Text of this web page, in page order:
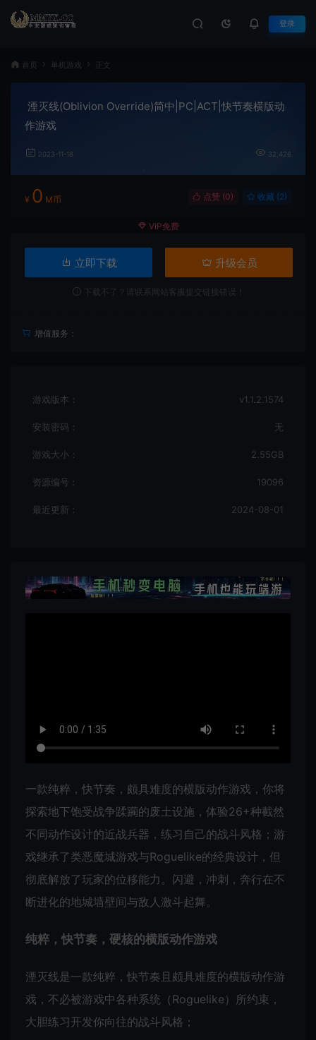
登录
首页 单机游戏 正文
湮灭线(Oblivion Override)简中|PC|ACT|快节奏横版动
作游戏
2023-11-18 32,426
¥ 0 M币 点赞 (0) 收藏 (2)
VIP免费
立即下载 升级会员
下载不了？请联系网站客服提交链接错误！
增值服务：
游戏版本： v1.1.2.1574
安装密码： 无
游戏大小： 2.55GB
资源编号： 19096
最近更新： 2024-08-01
一款纯粹，快节奏，颇具难度的横版动作游戏，你将
探索地下饱受战争蹂躏的废土设施，体验26+种截然
不同动作设计的近战兵器，练习自己的战斗风格；游
戏继承了类恶魔城游戏与Roguelike的经典设计，但
彻底解放了玩家的位移能力。闪避，冲刺，奔行在不
断进化的地城墙壁间与敌人激斗起舞。
纯粹，快节奏，硬核的横版动作游戏
湮灭线是一款纯粹，快节奏且颇具难度的横版动作游
戏，不必被游戏中各种系统（Roguelike）所约束，
大胆练习开发你向往的战斗风格；